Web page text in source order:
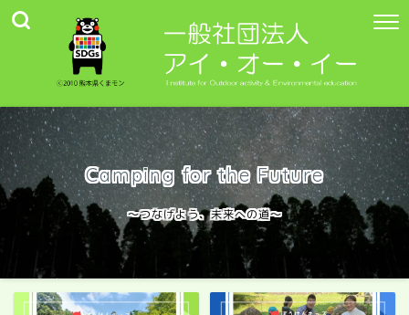
Camping for the Future
〜つなげよう、未来への道〜